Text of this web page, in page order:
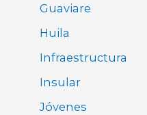
Guaviare
Huila
Infraestructura
Insular
Jóvenes